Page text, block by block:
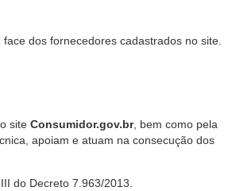
dos fornecedores cadastrados no site.
site Consumidor.gov.br, bem como pela
apoiam e atuam na consecução dos
do Decreto 7.963/2013.